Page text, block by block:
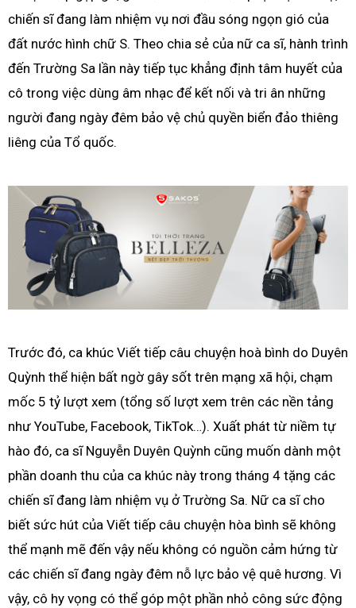
chiến sĩ đang làm nhiệm vụ nơi đầu sóng ngọn gió của
đất nước hình chữ S. Theo chia sẻ của nữ ca sĩ, hành trình
đến Trường Sa lần này tiếp tục khẳng định tâm huyết của
cô trong việc dùng âm nhạc để kết nối và tri ân những
người đang ngày đêm bảo vệ chủ quyền biển đảo thiêng
liêng của Tổ quốc.
Trước đó, ca khúc Viết tiếp câu chuyện hoà bình do Duyên
Quỳnh thể hiện bất ngờ gây sốt trên mạng xã hội, chạm
mốc 5 tỷ lượt xem (tổng số lượt xem trên các nền tảng
như YouTube, Facebook, TikTok…). Xuất phát từ niềm tự
hào đó, ca sĩ Nguyễn Duyên Quỳnh cũng muốn dành một
phần doanh thu của ca khúc này trong tháng 4 tặng các
chiến sĩ đang làm nhiệm vụ ở Trường Sa. Nữ ca sĩ cho
biết sức hút của Viết tiếp câu chuyện hòa bình sẽ không
thể mạnh mẽ đến vậy nếu không có nguồn cảm hứng từ
các chiến sĩ đang ngày đêm nỗ lực bảo vệ quê hương. Vì
vậy, cô hy vọng có thể góp một phần nhỏ công sức động